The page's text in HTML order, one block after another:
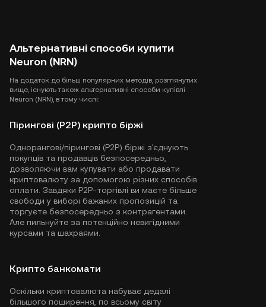
Альтернативні способи купити
Neuron (NRN)
На додаток до більш популярних методів, розглянутих
вище, існують також альтернативні способи купівлі
Neuron (NRN), в тому числі:
Пірингові (P2P) крипто біржі
Однорангові/пірингові (P2P) біржі з'єднують
покупців та продавців безпосередньо,
дозволяючи вам купувати або продавати
криптовалюту за допомогою різних способів
оплати. Завдяки P2P-торгівлі ви маєте більше
свободи у виборі бажаних пропозицій та
торгуєте безпосередньо з контрагентами.
Але пильнуйте за потенційно невигідними
курсами та шахраями.
Крипто банкомати
Оскільки криптовалюта набуває дедалі
більшого поширення, по всьому світу